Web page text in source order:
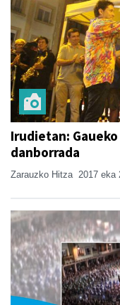
Irudietan:
danborrada
Zarauzko Hitza 2017 eka